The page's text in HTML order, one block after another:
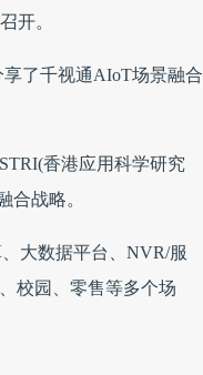
开。
了千视通AIoT场景融合
香港应用科学研究
合战略。
大数据平台、NVR/服
校园、零售等多个场